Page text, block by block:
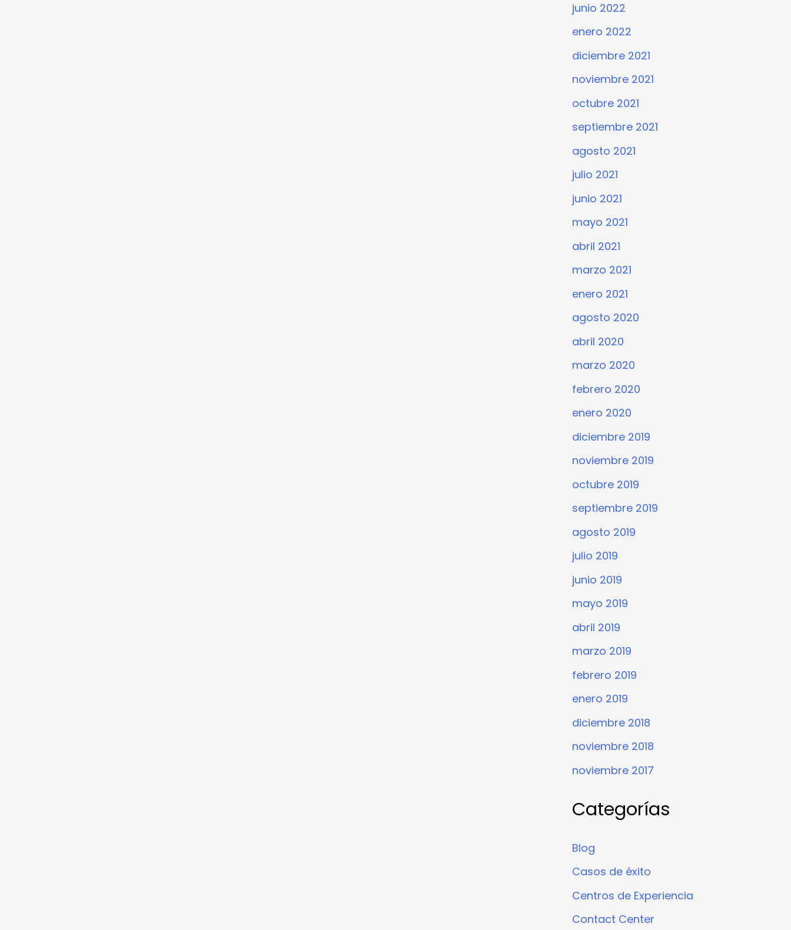
junio 2022
enero 2022
diciembre 2021
noviembre 2021
octubre 2021
septiembre 2021
agosto 2021
julio 2021
junio 2021
mayo 2021
abril 2021
marzo 2021
enero 2021
agosto 2020
abril 2020
marzo 2020
febrero 2020
enero 2020
diciembre 2019
noviembre 2019
octubre 2019
septiembre 2019
agosto 2019
julio 2019
junio 2019
mayo 2019
abril 2019
marzo 2019
febrero 2019
enero 2019
diciembre 2018
noviembre 2018
noviembre 2017
Categorías
Blog
Casos de éxito
Centros de Experiencia
Contact Center